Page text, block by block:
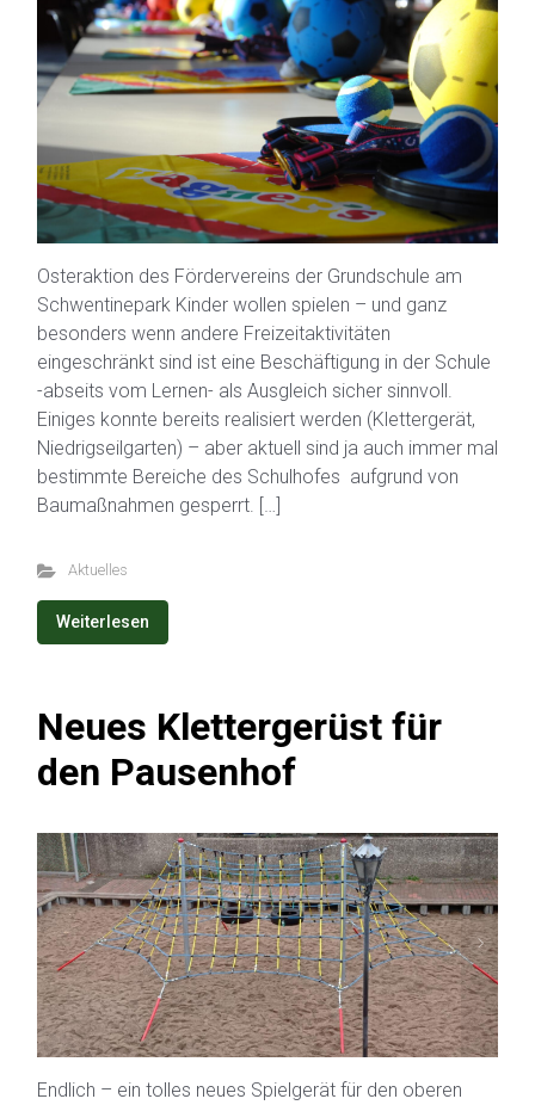
Osteraktion des Fördervereins der Grundschule am
Schwentinepark Kinder wollen spielen – und ganz
besonders wenn andere Freizeitaktivitäten
eingeschränkt sind ist eine Beschäftigung in der Schule
-abseits vom Lernen- als Ausgleich sicher sinnvoll.
Einiges konnte bereits realisiert werden (Klettergerät,
Niedrigseilgarten) – aber aktuell sind ja auch immer mal
bestimmte Bereiche des Schulhofes aufgrund von
Baumaßnahmen gesperrt. […]
Aktuelles
Weiterlesen
Neues Klettergerüst für
den Pausenhof
Endlich – ein tolles neues Spielgerät für den oberen